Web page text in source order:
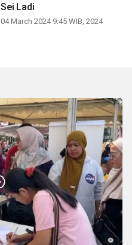
Sei Ladi
04 March 2024 9:45 WIB, 2024